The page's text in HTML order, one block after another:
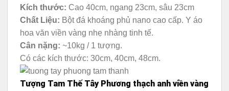
Kích thước: Cao 40cm, ngang 23cm, sâu 23cm
Chất Liệu: Bột đá khoáng phủ nano cao cấp. Y áo
hoa văn viền vàng nhẹ nhàng tinh tế.
Cân nặng: ~10kg / 1 tượng.
Có các kích thước: 30cm, 40cm, 48cm.
Tượng Tam Thế Tây Phương thạch anh viền vàng